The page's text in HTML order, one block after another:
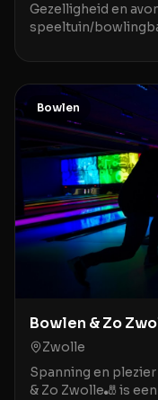
Gezelligheid en
speeltuin/
bestemming voor
Bowlen
Bowlen & Zo
Zwolle
Spanning en
& Zo Zwolle🎳 is